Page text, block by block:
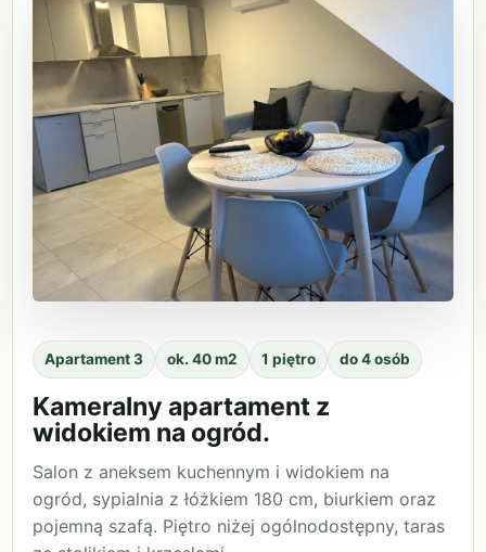
Apartament 3 ok. 40 m2 1 piętro do 4 osób
Kameralny apartament z
widokiem na ogród.
Salon z aneksem kuchennym i widokiem na
ogród, sypialnia z łóżkiem 180 cm, biurkiem oraz
pojemną szafą. Piętro niżej ogólnodostępny, taras